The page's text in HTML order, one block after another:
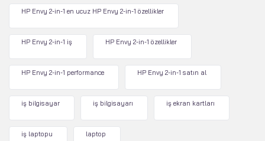
HP Envy 2-in-1 en ucuz HP Envy 2-in-1 özellikler
HP Envy 2-in-1 iş HP Envy 2-in-1 özellikler
HP Envy 2-in-1 performance HP Envy 2-in-1 satın al
iş bilgisayar iş bilgisayarı iş ekran kartları
iş laptopu laptop